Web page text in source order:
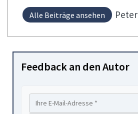
Alle Beiträge ansehen Peter
Feedback an den Autor